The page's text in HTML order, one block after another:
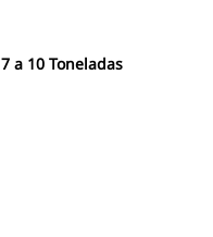
a 10 Toneladas